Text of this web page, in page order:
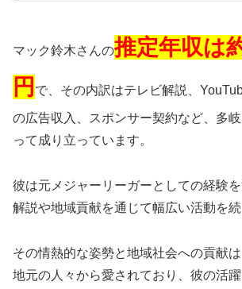
マック鈴木さんの推定年収は
円 で、その内訳はテレビ解説、
の広告収入、スポンサー契約など、多
って成り立っています。
彼は元メジャーリーガーとしての経験
解説や地域貢献を通じて幅広い活動を続
その情熱的な姿勢と地域社会への貢献
地元の人々から愛されており、彼の活